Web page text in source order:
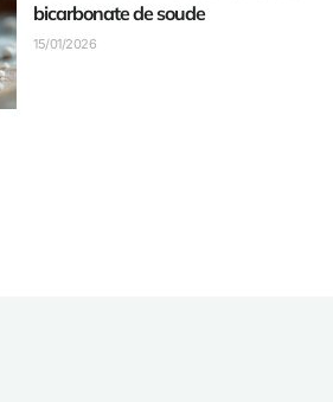
bicarbonate de soude
15/01/2026